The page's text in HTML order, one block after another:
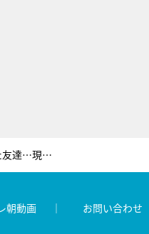
はいだしょうこが昔一緒に歌ってた友達…現在はある競技の日本代表を指導!?
朝動画 お問い合わせ